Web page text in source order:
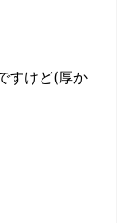
すけど(厚か